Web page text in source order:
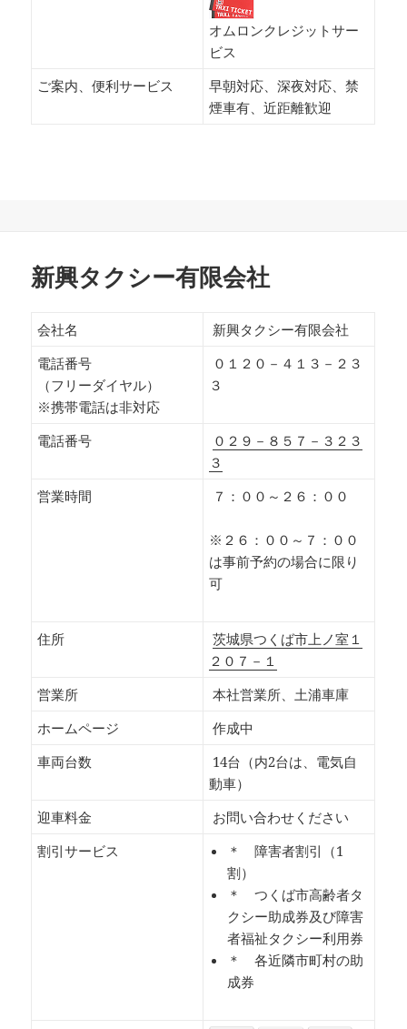
オムロンクレジットサー
ビス
ご案内、便利サービス
早朝対応、深夜対応、禁
煙車有、近距離歓迎
新興タクシー有限会社
会社名
新興タクシー有限会社
電話番号
（フリーダイヤル）
※携帯電話は非対応
０１２０－４１３－２３
３
電話番号
０２９－８５７－３２３
３
営業時間
７：００～２６：００
※２６：００～７：００
は事前予約の場合に限り
可
住所
茨城県つくば市上ノ室１
２０７－１
営業所
本社営業所、土浦車庫
ホームページ
作成中
車両台数
14台（内2台は、電気自
動車）
迎車料金
お問い合わせください
割引サービス
＊ 障害者割引（1
割）
＊ つくば市高齢者タ
クシー助成券及び障害
者福祉タクシー利用券
＊ 各近隣市町村の助
成券